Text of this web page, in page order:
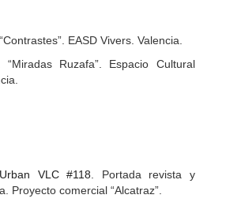
EASD Vivers. Valencia.
“Miradas Ruzafa”. Espacio Cultural
VLC #118 . Portada revista y
Proyecto comercial “Alcatraz”.